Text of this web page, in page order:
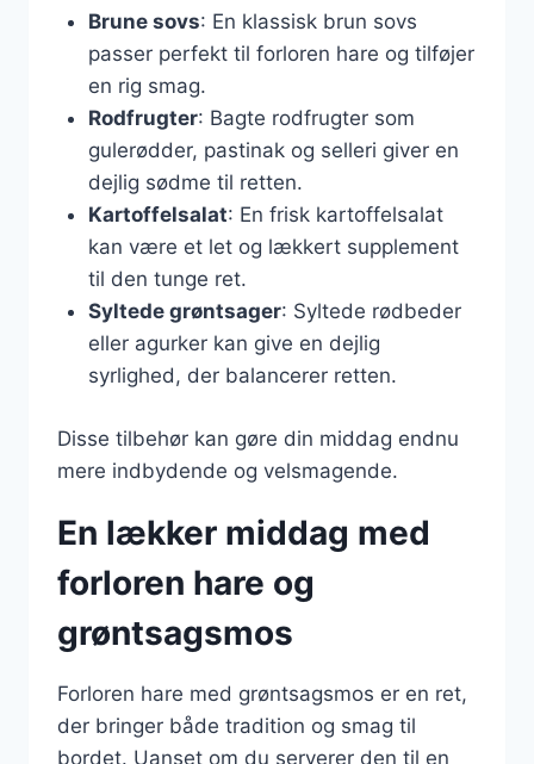
Brune sovs: En klassisk brun sovs
passer perfekt til forloren hare og tilføjer
en rig smag.
Rodfrugter: Bagte rodfrugter som
gulerødder, pastinak og selleri giver en
dejlig sødme til retten.
Kartoffelsalat: En frisk kartoffelsalat
kan være et let og lækkert supplement
til den tunge ret.
Syltede grøntsager: Syltede rødbeder
eller agurker kan give en dejlig
syrlighed, der balancerer retten.
Disse tilbehør kan gøre din middag endnu
mere indbydende og velsmagende.
En lækker middag med
forloren hare og
grøntsagsmos
Forloren hare med grøntsagsmos er en ret,
der bringer både tradition og smag til
bordet. Uanset om du serverer den til en